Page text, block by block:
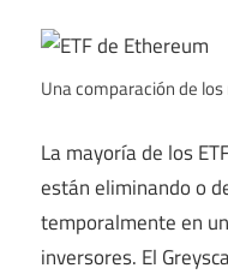
Una comparación de
La mayoría de los
están eliminando o
temporalmente en
inversores. El